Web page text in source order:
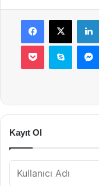
Facebook
X
Pocket Skype
Kayıt Ol